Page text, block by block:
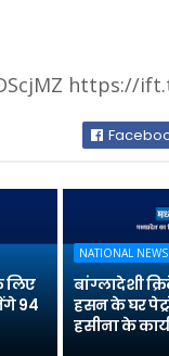
https://
लिए
94
NATIONAL NEWS
बांग्लादेशी
हसन के घर
हसीना के